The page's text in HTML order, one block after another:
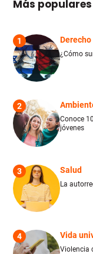
Más populares
1 Derecho
¿Cómo
2
Conoce
jóvenes
3 Salud
La
4 Vida
Violencia